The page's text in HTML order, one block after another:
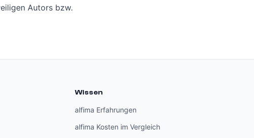
Autors bzw.
Wissen
alfima Erfahrungen
alfima Kosten im Vergleich